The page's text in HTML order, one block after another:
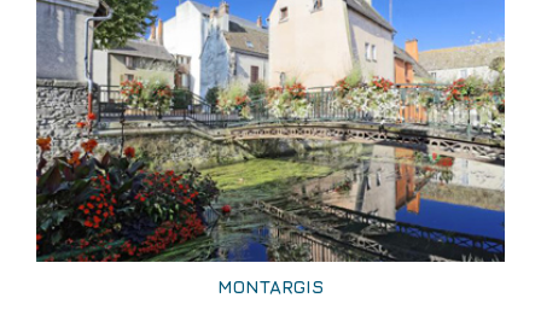
MONTARGIS